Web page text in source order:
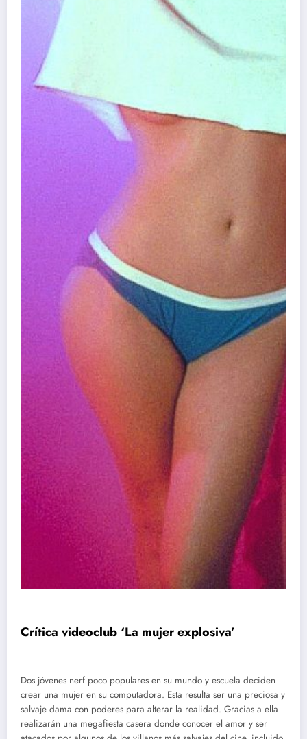
Crítica videoclub ‘La mujer explosiva’
Dos jóvenes nerf poco populares en su mundo y escuela deciden
crear una mujer en su computadora. Esta resulta ser una preciosa y
salvaje dama con poderes para alterar la realidad. Gracias a ella
realizarán una megafiesta casera donde conocer el amor y ser